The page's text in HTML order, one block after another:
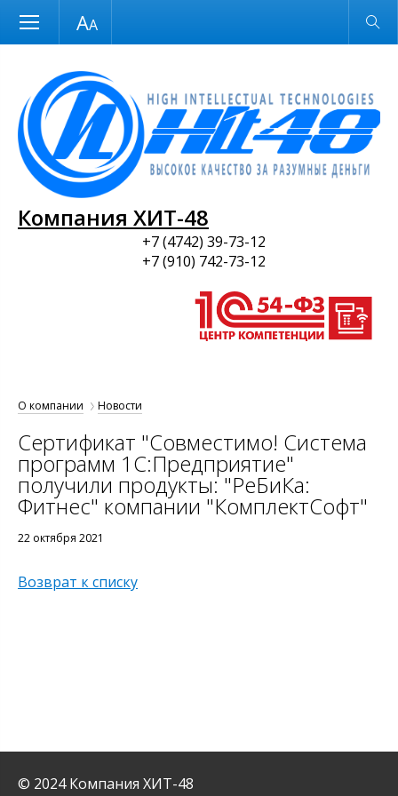
Размер шрифта Обычная версия
Компания ХИТ-48
+7 (4742) 39-73-12
+7 (910) 742-73-12
О компании Новости
Сертификат "Совместимо! Система
программ 1С:Предприятие"
получили продукты: "РеБиКа:
Фитнес" компании "КомплектСофт"
22 октября 2021
Возврат к списку
© 2024 Компания ХИТ-48